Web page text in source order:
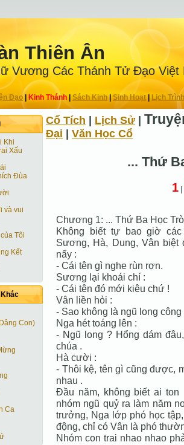
Thiên Ân
Vương Các Thánh Tử Ðạo Việt
Ðạo| Kinh Thánh Sách Kinh|Sinh Hoạt| Lịch Trình
Khi
Xấu
Đùa
và vui
Tôi
Kết
Con)
Ca
Cổ Tích Lịch Sử
Ðại Văn Học Cổ
... Thứ
1
Chương 1: ... Thứ Ba Học Trò
Không biết tự bao giờ
Sương, Hà, Dung, Vân biệt
nẩy :
- Cái tên gì nghe rùn rợn.
Sương lại khoái chí :
- Cái tên đó mới kiêu chứ !
Vân liền hỏi :
- Sao không là ngũ long công
Nga hét toáng lên :
- Ngũ long ? Hổng dám
chúa .
Hà cười :
- Thôi kệ, tên gì cũng được,
nhau .
Đầu năm, không biết ai
nhóm ngũ quỷ ra làm năm
trưởng, Nga lớp phó học
động, chỉ có Vân là phó
Nhóm con trai nhao nhao